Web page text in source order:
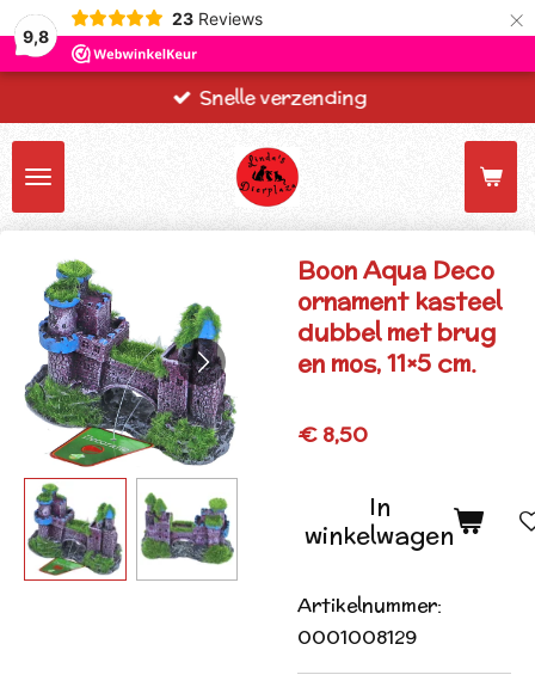
9,8
23 Reviews ×
Snelle verzending
Boon Aqua Deco
ornament kasteel
dubbel met brug
en mos, 11×5 cm.
€ 8,50
In
winkelwagen
Artikelnummer:
0001008129